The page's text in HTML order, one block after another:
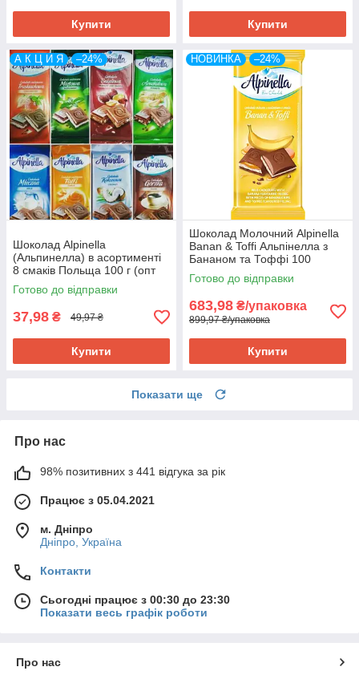
Купити Купити
А К Ц И Я –24%
Шоколад Alpinella
(Альпинелла) в асортименті
8 смаків Польща 100 г (опт
24 шт)
Готово до відправки
37,98 ₴ 49,97 ₴
Купити
НОВИНКА –24%
Шоколад Молочний Alpinella
Banan & Toffi Альпінелла з
Бананом та Тоффі 100
г Польща (19 шт/1 уп)
Готово до відправки
683,98 ₴/упаковка
899,97 ₴/упаковка
Купити
Показати ще
Про нас
98% позитивних з 441 відгука за рік
Працює з 05.04.2021
м. Дніпро
Дніпро, Україна
Контакти
Сьогодні працює з 00:30 до 23:30
Показати весь графік роботи
Про нас